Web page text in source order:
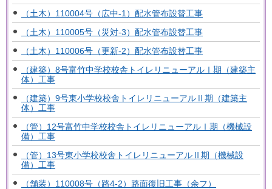
（土木）110004号（広中-1）配水管布設替工事
（土木）110005号（災対-3）配水管布設替工事
（土木）110006号（更新-2）配水管布設替工事
（建築）8号富竹中学校校舎トイレリニューアルⅠ期（建築主
体）工事
（建築）9号東小学校校舎トイレリニューアルⅡ期（建築主
体）工事
（管）12号富竹中学校校舎トイレリニューアルⅠ期（機械設
備）工事
（管）13号東小学校校舎トイレリニューアルⅡ期（機械設
備）工事
（舗装）110008号（路4-2）路面復旧工事（余フ）